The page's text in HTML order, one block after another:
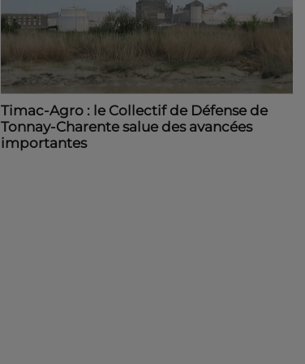
Timac-Agro : le Collectif de Défense de
Tonnay-Charente salue des avancées
importantes